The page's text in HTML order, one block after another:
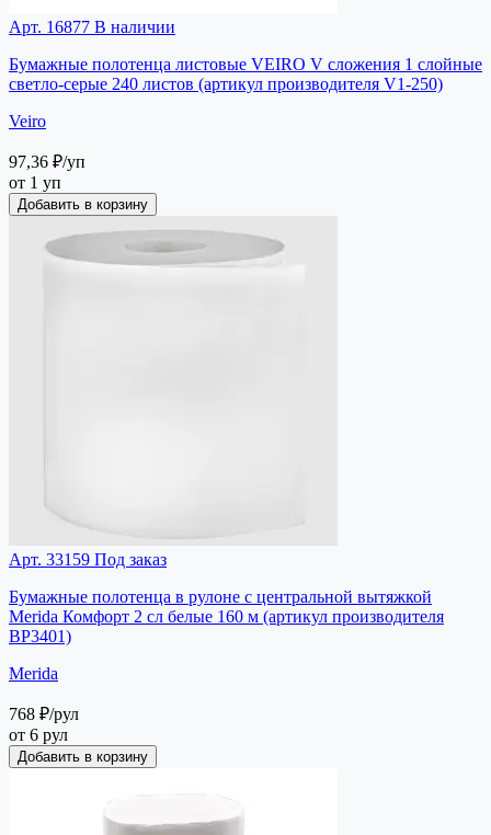
Арт. 16877 В наличии
Бумажные полотенца листовые VEIRO V сложения 1 слойные
светло-серые 240 листов (артикул производителя V1-250)
Veiro
97,36 ₽/уп
от 1 уп
Добавить в корзину
Арт. 33159 Под заказ
Бумажные полотенца в рулоне с центральной вытяжкой
Merida Комфорт 2 сл белые 160 м (артикул производителя
BP3401)
Merida
768 ₽/рул
от 6 рул
Добавить в корзину